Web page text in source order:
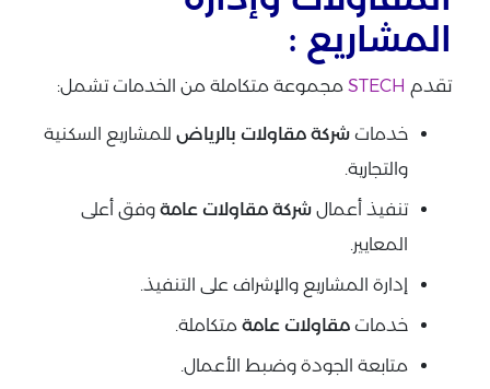
المشاريع :
تقدم STECH مجموعة متكاملة من الخدمات تشمل:
خدمات شركة مقاولات بالرياض للمشاريع السكنية
والتجارية.
تنفيذ أعمال شركة مقاولات عامة وفق أعلى
المعايير.
إدارة المشاريع والإشراف على التنفيذ.
خدمات مقاولات عامة متكاملة.
متابعة الجودة وضبط الأعمال.